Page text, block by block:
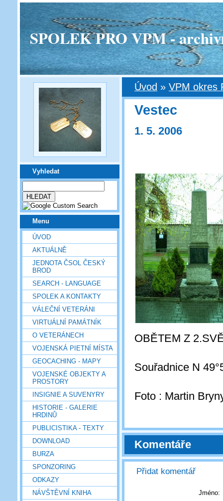
SPOLEK PRO VPM -
Vyhledat
Menu
ÚVOD
AKTUÁLNĚ
JEDNOTA ČSOL ČESKÝ
BROD
SEARCH - LANGUAGE
SPOLEK A KONTAKTY
VÁLEČNÍ VETERÁNI
VIRTUÁLNÍ PAMÁTNÍK
O VETERÁNECH
VOJENSKÁ PIETNÍ MÍSTA
GEOCACHING - MAPY
VOJENSKÉ OBJEKTY A
PROSTORY
INSIGNIE A SUVENYRY
HISTORIE - GALERIE
HRDINŮ
PUBLICISTIKA - TEXTY
DOWNLOAD
BURZA
SPONZORING
ODKAZY
NÁVŠTĚVNÍ KNIHA
Úvod » VPM okres
Vestec
1. 5. 2006
OBĚTEM Z
Souřadnice N
Foto : Martin
Komentáře
Přidat komentář
Jméno: